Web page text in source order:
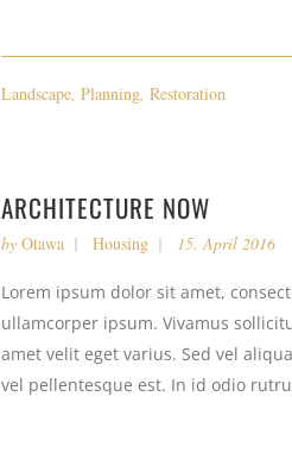
Landscape, Planning, Restoration
ARCHITECTURE NOW
by Otawa Housing 15. April 2016
Lorem ipsum dolor sit amet,
ullamcorper ipsum. Vivamus
amet velit eget varius. Sed vel
vel pellentesque est. In id odio